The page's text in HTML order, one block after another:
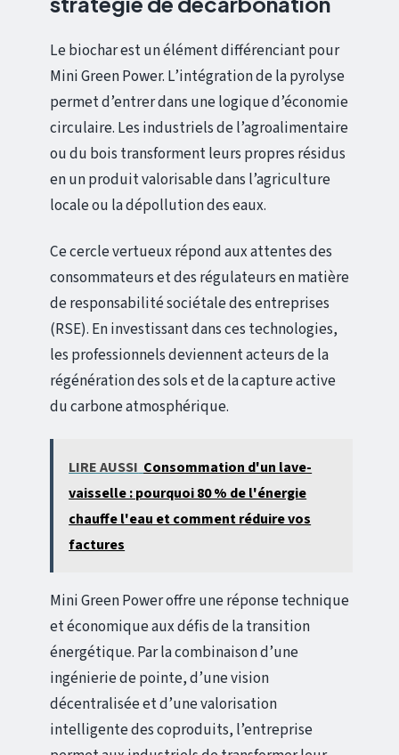
Le biochar est un élément différenciant pour
Mini Green Power. L’intégration de la pyrolyse
permet d’entrer dans une logique d’économie
circulaire. Les industriels de l’agroalimentaire
ou du bois transforment leurs propres résidus
en un produit valorisable dans l’agriculture
locale ou la dépollution des eaux.
Ce cercle vertueux répond aux attentes des
consommateurs et des régulateurs en matière
de responsabilité sociétale des entreprises
(RSE). En investissant dans ces technologies,
les professionnels deviennent acteurs de la
régénération des sols et de la capture active
du carbone atmosphérique.
LIRE AUSSI Consommation d'un lave-
vaisselle : pourquoi 80 % de l'énergie
chauffe l'eau et comment réduire vos
factures
Mini Green Power offre une réponse technique
et économique aux défis de la transition
énergétique. Par la combinaison d’une
ingénierie de pointe, d’une vision
décentralisée et d’une valorisation
intelligente des coproduits, l’entreprise